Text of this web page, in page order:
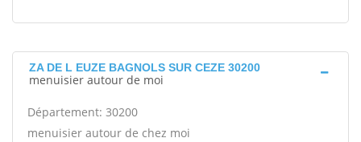
ZA DE L EUZE BAGNOLS SUR CEZE 30200
menuisier autour de moi
Département: 30200
menuisier autour de chez moi